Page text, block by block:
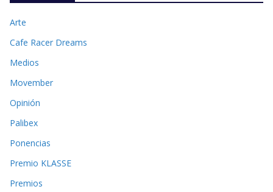
Arte
Cafe Racer Dreams
Medios
Movember
Opinión
Palibex
Ponencias
Premio KLASSE
Premios